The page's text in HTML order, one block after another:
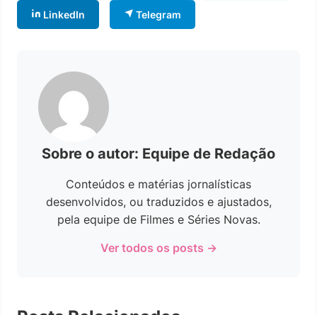
LinkedIn Telegram
Sobre o autor: Equipe de Redação
Conteúdos e matérias jornalísticas
desenvolvidos, ou traduzidos e ajustados,
pela equipe de Filmes e Séries Novas.
Ver todos os posts →